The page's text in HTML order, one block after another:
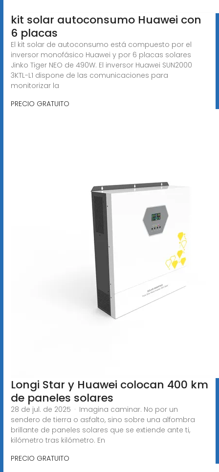
kit solar autoconsumo Huawei con
6 placas
El kit solar de autoconsumo está compuesto por el
inversor monofásico Huawei y por 6 placas solares
Jinko Tiger NEO de 490W. El inversor Huawei SUN2000
3KTL-L1 dispone de las comunicaciones para
monitorizar la
PRECIO GRATUITO
Longi Star y Huawei colocan 400 km
de paneles solares
28 de jul. de 2025 · Imagina caminar. No por un
sendero de tierra o asfalto, sino sobre una alfombra
brillante de paneles solares que se extiende ante ti,
kilómetro tras kilómetro. En
PRECIO GRATUITO